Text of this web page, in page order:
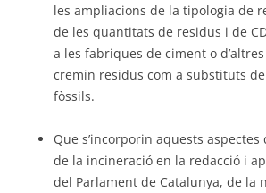
les ampliacions de la tipologia de
de les quantitats de residus i de
a les fabriques de ciment o
cremin residus com a substituts
fòssils.
Que s’incorporin aquests aspectes
de la incineració en la redacció i
del Parlament de Catalunya, de la